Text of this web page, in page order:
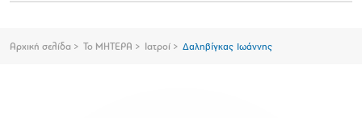
Αρχική σελίδα Το ΜΗΤΕΡΑ Ιατροί Δαληβίγκας Ιωάννης